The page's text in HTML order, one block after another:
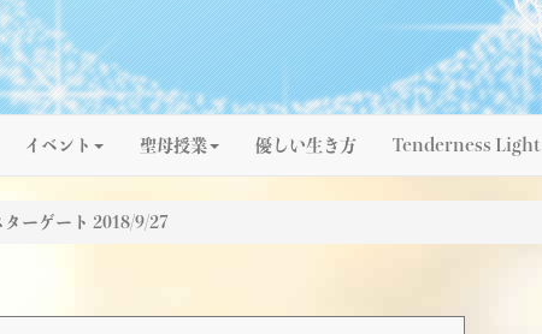
イベント 聖母授業 優しい生き方 Tenderness Light
ターゲート 2018/9/27